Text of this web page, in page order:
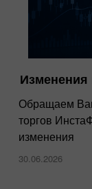
InstaForex
Spreads
Dubai 2025
15.10.2025
Изменения
Обращаем
торгов
изменения
30.06.2026